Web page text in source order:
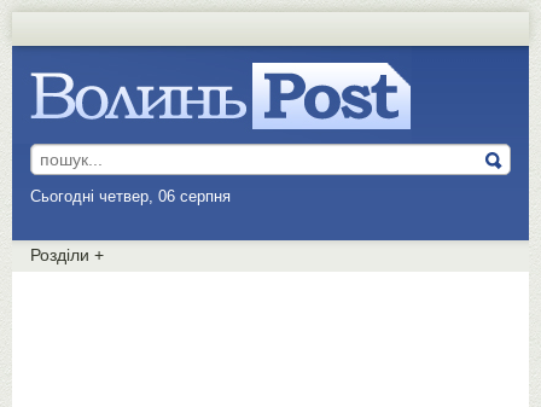
Сьогодні четвер, 06 серпня
Розділи +